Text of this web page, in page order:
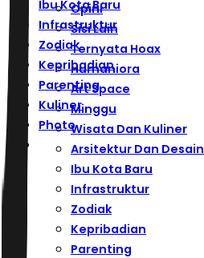
Ibu Kota Baru
Infrastruktur
Zodiak
Kepribadian
Parenting
Kuliner
Photo
Opini
Sisi Lain
Ternyata Hoax
Humaniora
Art Space
Minggu
Wisata Dan Kuliner
Arsitektur Dan Desain
Ibu Kota Baru
Infrastruktur
Zodiak
Kepribadian
Parenting